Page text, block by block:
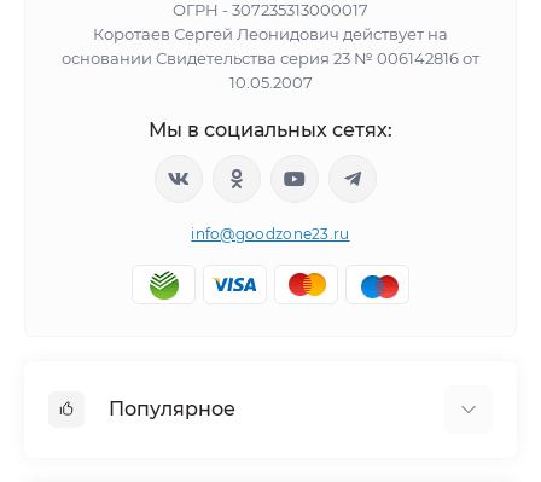
ОГРН - 307235313000017
Коротаев Сергей Леонидович действует на
основании Свидетельства серия 23 № 006142816 от
10.05.2007
Мы в социальных сетях:
info@goodzone23.ru
Популярное